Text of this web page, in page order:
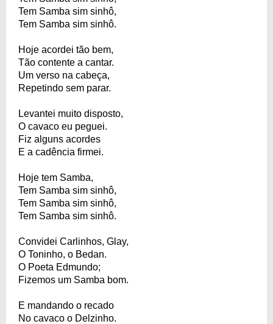
Tem Samba sim sinhô,
Tem Samba sim sinhô.
Hoje acordei tão bem,
Tão contente a cantar.
Um verso na cabeça,
Repetindo sem parar.
Levantei muito disposto,
O cavaco eu peguei.
Fiz alguns acordes
E a cadência firmei.
Hoje tem Samba,
Tem Samba sim sinhô,
Tem Samba sim sinhô,
Tem Samba sim sinhô.
Convidei Carlinhos, Glay,
O Toninho, o Bedan.
O Poeta Edmundo;
Fizemos um Samba bom.
E mandando o recado
No cavaco o Delzinho.